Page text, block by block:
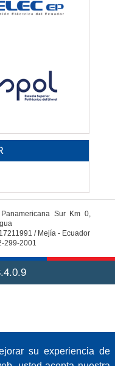
Sur Km 0,
/ Mejía - Ecuador
299-2001
su experiencia de